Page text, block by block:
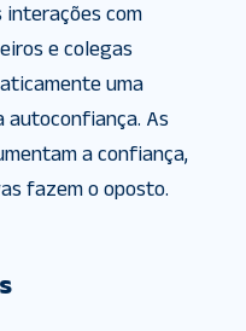
interações com
e colegas
uma
autoconfiança. As
a confiança,
fazem o oposto.